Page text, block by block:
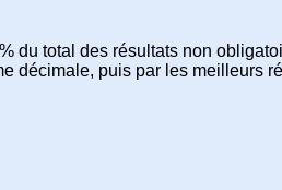
du total des résultats non
décimale, puis par les meilleurs